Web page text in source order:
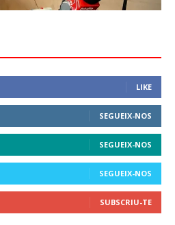
LIKE
SEGUEIX-NOS
SEGUEIX-NOS
SEGUEIX-NOS
SUBSCRIU-TE